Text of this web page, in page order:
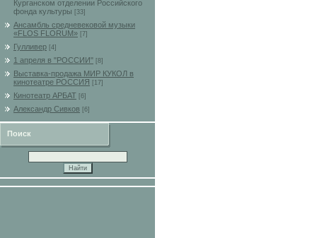
Курганском отделении Российского
фонда культуры
[33]
Ансамбль средневековой музыки
«FLOS FLORUM» [7]
Гулливер [4]
1 апреля в "РОССИИ" [8]
Выставка-продажа МИР КУКОЛ в
кинотеатре РОССИЯ
[17]
Кинотеатр АРБАТ [6]
Александр Сивков [6]
Поиск